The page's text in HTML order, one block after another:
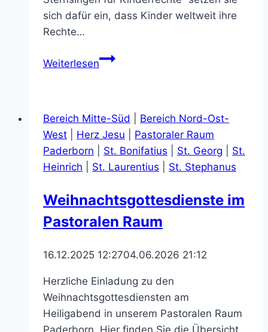
sich dafür ein, dass Kinder weltweit ihre
Rechte…
WeiterlesenSternsinger
10.01.2026
Bereich Mitte-Süd
Bereich Nord-Ost-
West
Herz Jesu
Pastoraler Raum
Paderborn
St. Bonifatius St. Georg
St.
Heinrich
St. Laurentius St. Stephanus
Weihnachtsgottesdienste im
Pastoralen Raum
16.12.2025 12:2704.06.2026 21:12
Herzliche Einladung zu den
Weihnachtsgottesdiensten am
Heiligabend in unserem Pastoralen Raum